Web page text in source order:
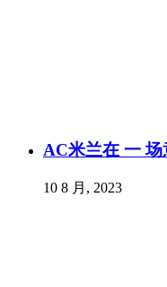
AC米兰在 一
10 8 月, 2023